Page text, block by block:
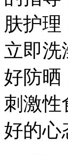
肤护
立即洗
好防晒
刺激性
好的心